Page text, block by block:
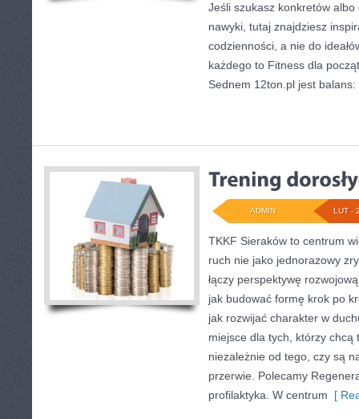
Jeśli szukasz konkretów
nawyki, tutaj znajdziesz
codzienności, a nie do
każdego to Fitness dla
Sednem 12ton.pl jest balans:
LUT -
ADMIN
TKKF Sieraków to centrum
ruch nie jako jednorazowy
łączy perspektywę
jak budować formę krok po
jak rozwijać charakter w
miejsce dla tych, którzy chcą
niezależnie od tego, czy są
przerwie. Polecamy
profilaktyka. W centrum [